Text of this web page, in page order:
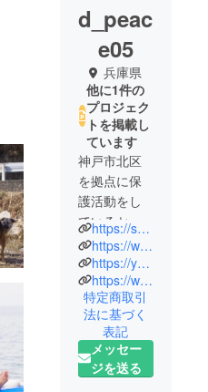
d_peac
e05
兵庫県
他に1件の
プロジェク
トを掲載し
ています
神戸市北区
を拠点に保
護活動をし
ているセカ
ンドピース
代表の田中
です。
様々な理由
で飼育でき
なくなった
子達をレス
キュー、新
https://second-peace.com/
https://www.instagram.com/second.peace.0707/
https://youtube.com/@dogs_house?si=5Tm-40VdviJ9P-Xk
https://www.tiktok.com/@dogtok05?_t=8iY0PDASP9L&_r=1
特定商取引
法に基づく
表記
メッセー
ジを送る